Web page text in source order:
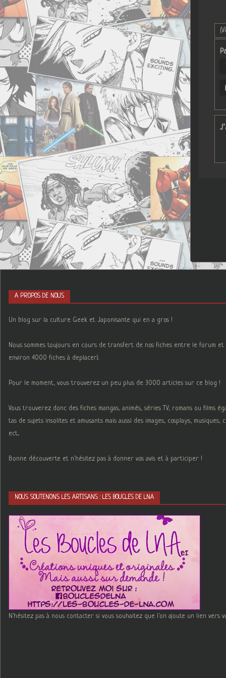
A PROPOS DE NOUS
Un blog sur la culture Geek et Japonisante qui en a gros !
Nous sommes toujours en cours de transfert de nos fiches entre le forum
environ 4000 fiches à deplacer).
Pour le moment, vous trouverez un peu plus de 3000 articles sur ce blog !
Vous trouverez donc des fiches mangas, animés, séries TV, romans ou films
tas de sujets insolites et amusants mais aussi des images, cosplays, musiques,
ect...
Bonne découverte et n'hésitez pas à donner vos avis et à participer !
NOUS SOUTENONS LES ARTISANS : LES BOUCLES DE LNA
N'hésitez pas à nous contacter si vous souhaitez que l'on ajoute un lien vers